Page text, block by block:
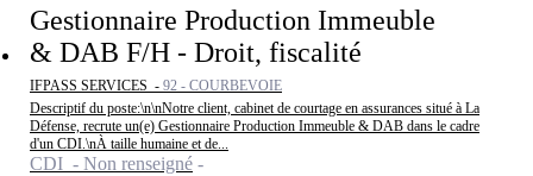
Gestionnaire Production Immeuble
& DAB F/H - Droit, fiscalité
IFPASS SERVICES - 92 - COURBEVOIE
Descriptif du poste:\n\nNotre client, cabinet de courtage en assurances situé à La
Défense, recrute un(e) Gestionnaire Production Immeuble & DAB dans le cadre
d'un CDI.\nÀ taille humaine et de...
CDI - Non renseigné